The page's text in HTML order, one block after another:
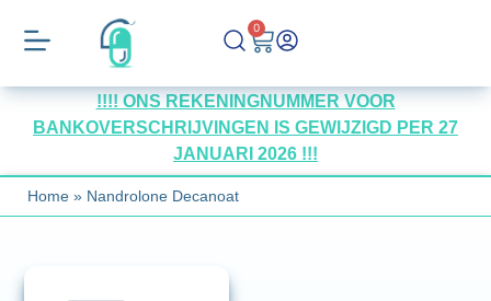
0
!!!! ONS REKENINGNUMMER VOOR
BANKOVERSCHRIJVINGEN IS GEWIJZIGD PER 27
JANUARI 2026 !!!
Home » Nandrolone Decanoat